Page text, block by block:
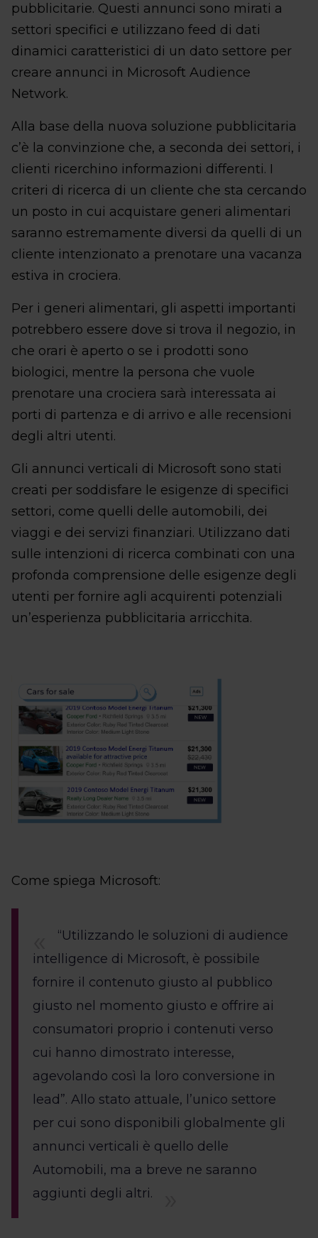
pubblicitarie. Questi annunci sono mirati a
settori specifici e utilizzano feed di dati
dinamici caratteristici di un dato settore per
creare annunci in Microsoft Audience
Network.
Alla base della nuova soluzione pubblicitaria
c’è la convinzione che, a seconda dei settori, i
clienti ricerchino informazioni differenti. I
criteri di ricerca di un cliente che sta cercando
un posto in cui acquistare generi alimentari
saranno estremamente diversi da quelli di un
cliente intenzionato a prenotare una vacanza
estiva in crociera.
Per i generi alimentari, gli aspetti importanti
potrebbero essere dove si trova il negozio, in
che orari è aperto o se i prodotti sono
biologici, mentre la persona che vuole
prenotare una crociera sarà interessata ai
porti di partenza e di arrivo e alle recensioni
degli altri utenti.
Gli annunci verticali di Microsoft sono stati
creati per soddisfare le esigenze di specifici
settori, come quelli delle automobili, dei
viaggi e dei servizi finanziari. Utilizzano dati
sulle intenzioni di ricerca combinati con una
profonda comprensione delle esigenze degli
utenti per fornire agli acquirenti potenziali
un’esperienza pubblicitaria arricchita.
Come spiega Microsoft:
“Utilizzando le soluzioni di audience
intelligence di Microsoft, è possibile
fornire il contenuto giusto al pubblico
giusto nel momento giusto e offrire ai
consumatori proprio i contenuti verso
cui hanno dimostrato interesse,
agevolando così la loro conversione in
lead”. Allo stato attuale, l’unico settore
per cui sono disponibili globalmente gli
annunci verticali è quello delle
Automobili, ma a breve ne saranno
aggiunti degli altri.